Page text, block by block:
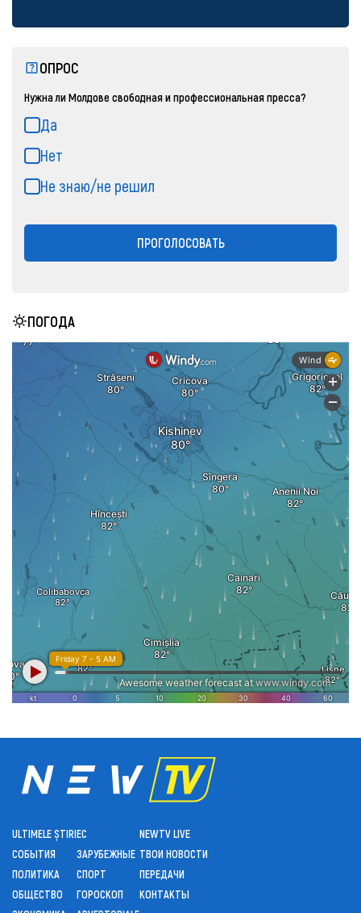
ОПРОС
Нужна ли Молдове свободная и профессиональная пресса?
Да
Нет
Не знаю/не решил
ПРОГОЛОСОВАТЬ
ПОГОДА
ULTIMELE ȘTIRI
СОБЫТИЯ
ПОЛИТИКА
ОБЩЕСТВО
ЕС
ЗАРУБЕЖНЫЕ
СПОРТ
ГОРОСКОП
NEWTV LIVE
ТВОИ НОВОСТИ
ПЕРЕДАЧИ
КОНТАКТЫ